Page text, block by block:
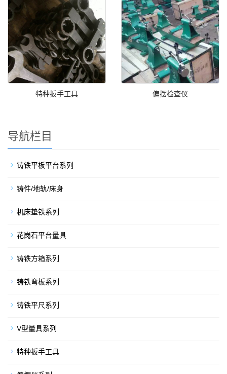
特种扳手工具 偏摆检查仪
导航栏目
铸铁平板平台系列
铸件/地轨/床身
机床垫铁系列
花岗石平台量具
铸铁方箱系列
铸铁弯板系列
铸铁平尺系列
V型量具系列
特种扳手工具